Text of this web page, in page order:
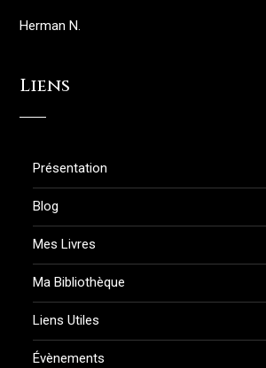
Herman N.
Liens
Présentation
Blog
Mes Livres
Ma Bibliothèque
Liens Utiles
Évènements